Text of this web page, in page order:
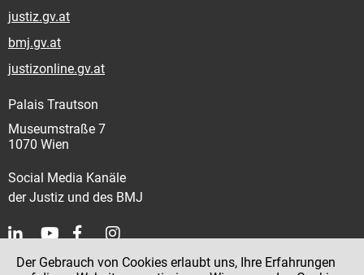
justiz.gv.at
bmj.gv.at
justizonline.gv.at
Palais Trautson
Museumstraße 7
1070 Wien
Social Media Kanäle
der Justiz und des BMJ
Kontakt
Der Gebrauch von Cookies erlaubt uns, Ihre Erfahrungen